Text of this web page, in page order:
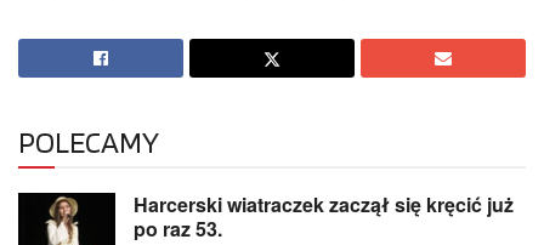
POLECAMY
Harcerski wiatraczek zaczął się kręcić już
po raz 53.